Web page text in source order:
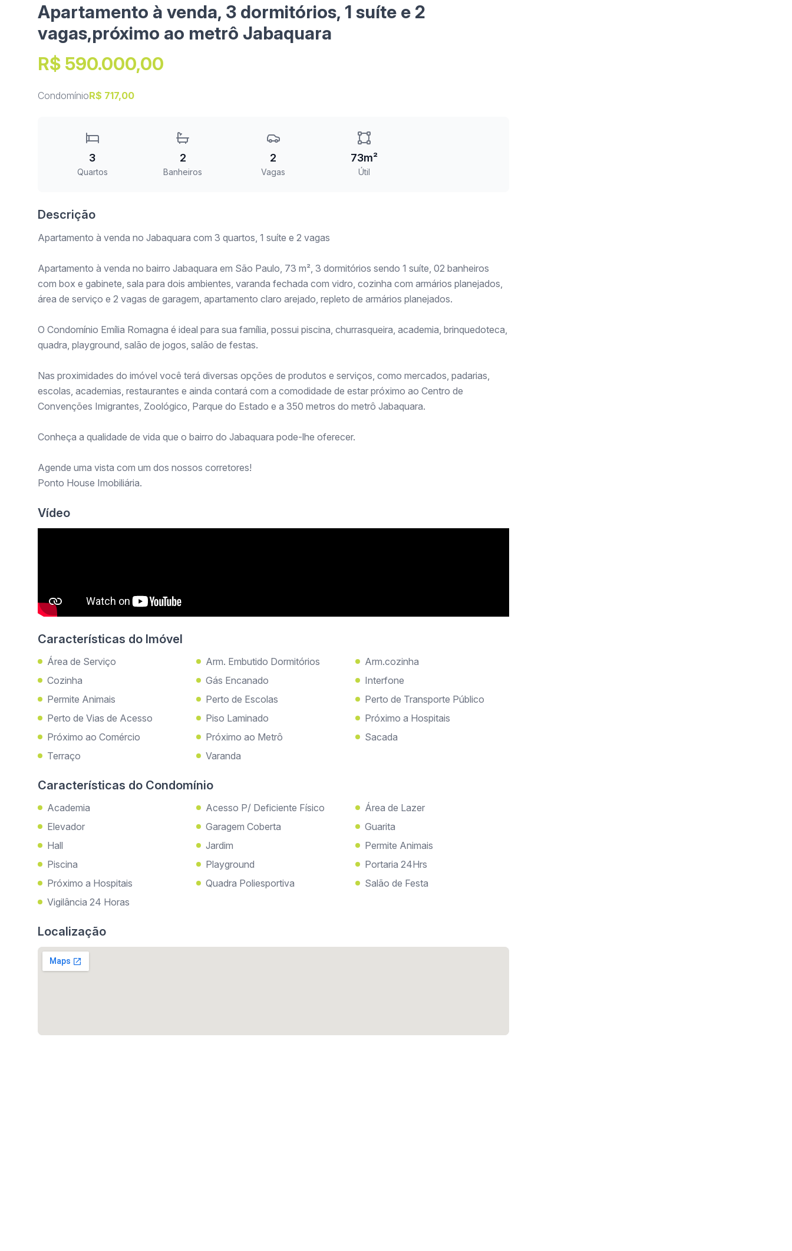
Apartamento à venda, 3 dormitórios, 1 suíte e 2
vagas,próximo ao metrô Jabaquara
R$ 590.000,00
CondomínioR$ 717,00
3
Quartos
2
Banheiros
2
Vagas
73m²
Útil
Descrição
Apartamento à venda no Jabaquara com 3 quartos, 1 suíte e 2 vagas
Apartamento à venda no bairro Jabaquara em São Paulo, 73 m², 3 dormitórios sendo 1 suíte, 02 banheiros
com box e gabinete, sala para dois ambientes, varanda fechada com vidro, cozinha com armários planejados,
área de serviço e 2 vagas de garagem, apartamento claro arejado, repleto de armários planejados.
O Condomínio Emília Romagna é ideal para sua família, possui piscina, churrasqueira, academia, brinquedoteca,
quadra, playground, salão de jogos, salão de festas.
Nas proximidades do imóvel você terá diversas opções de produtos e serviços, como mercados, padarias,
escolas, academias, restaurantes e ainda contará com a comodidade de estar próximo ao Centro de
Convenções Imigrantes, Zoológico, Parque do Estado e a 350 metros do metrô Jabaquara.
Conheça a qualidade de vida que o bairro do Jabaquara pode-lhe oferecer.
Agende uma vista com um dos nossos corretores!
Ponto House Imobiliária.
Vídeo
Características do Imóvel
Área de Serviço Arm. Embutido Dormitórios
Arm.cozinha
Cozinha
Gás Encanado
Interfone
Permite Animais
Perto de Escolas
Perto de Transporte Público
Perto de Vias de Acesso
Piso Laminado
Próximo a Hospitais
Próximo ao Comércio
Próximo ao Metrô
Sacada
Terraço
Varanda
Características do Condomínio
Academia Acesso P/ Deficiente Físico
Área de Lazer
Elevador
Garagem Coberta
Guarita
Hall
Jardim
Permite Animais
Piscina
Playground
Portaria 24Hrs
Próximo a Hospitais
Quadra Poliesportiva
Salão de Festa
Vigilância 24 Horas
Localização